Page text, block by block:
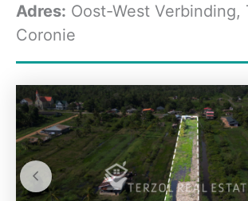
Adres: Oost-West Verbinding,
Coronie